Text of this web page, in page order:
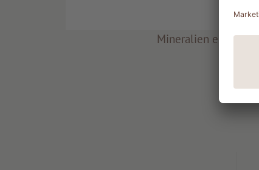
Wir verwenden ausschließlich
Pflanzen-und Tierwelt sowie
Mineralien